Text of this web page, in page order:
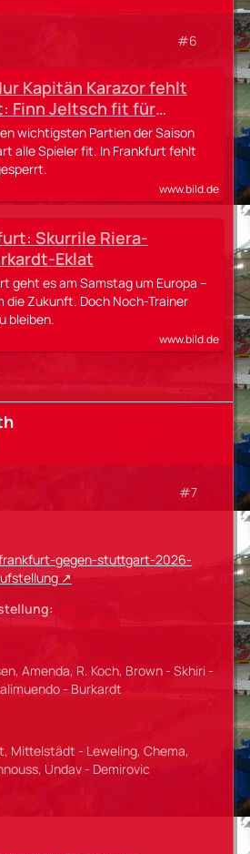
#6
Kapitän Karazor fehlt
Finn Jeltsch fit für
wichtigsten Partien der Saison
alle Spieler fit. In Frankfurt fehlt
www.bild.de
Skurrile Riera-
Eklat
geht es am Samstag um Europa –
die Zukunft. Doch Noch-Trainer
bleiben.
www.bild.de
#7
gegen-stuttgart-2026-
Amenda, R. Koch, Brown - Skhiri -
- Burkardt
Mittelstädt - Leweling, Chema,
Undav - Demirovic